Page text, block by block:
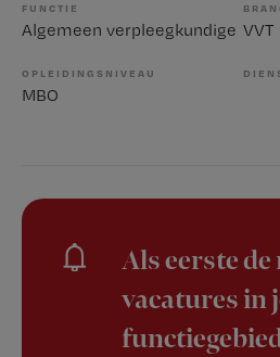
FUNCTIE
Algemeen verpleegkundige VVT
OPLEIDINGSNIVEAU
MBO
Als eerste
vacatures in